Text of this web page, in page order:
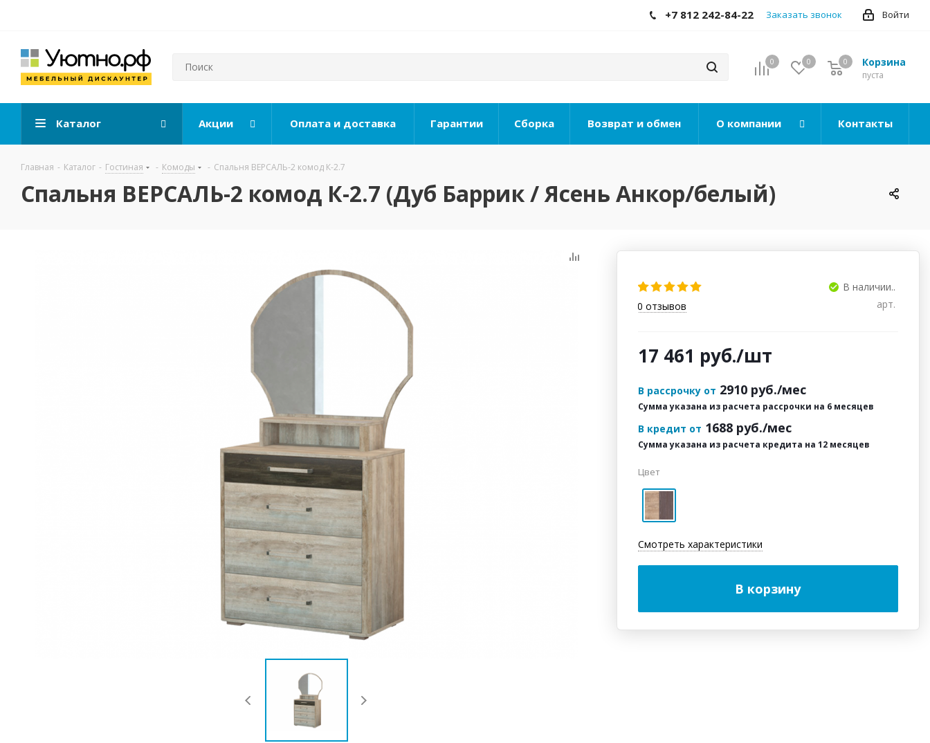
Войти
+7 812 242-84-22 Заказать звонок
0 0 Корзина
0
пуста
0
Каталог Акции Оплата и доставка Гарантии Сборка Возврат и обмен О компании Контакты
Главная - Каталог - Гостиная - Комоды - Спальня ВЕРСАЛЬ-2 комод К-2.7
Спальня ВЕРСАЛЬ-2 комод К-2.7 (Дуб Баррик / Ясень Анкор/белый)
0 отзывов
В наличии..
арт.
17 461 руб./шт
В рассрочку от 2910 руб./мес
Сумма указана из расчета рассрочки на 6 месяцев
В кредит от 1688 руб./мес
Сумма указана из расчета кредита на 12 месяцев
Цвет
Смотреть характеристики
В корзину